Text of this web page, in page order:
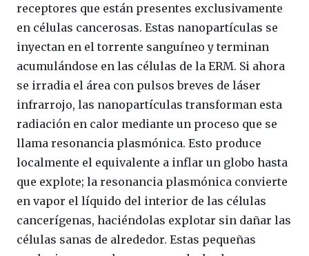
receptores que están presentes exclusivamente
en células cancerosas. Estas nanopartículas se
inyectan en el torrente sanguíneo y terminan
acumulándose en las células de la ERM. Si ahora
se irradia el área con pulsos breves de láser
infrarrojo, las nanopartículas transforman esta
radiación en calor mediante un proceso que se
llama resonancia plasmónica. Esto produce
localmente el equivalente a inflar un globo hasta
que explote; la resonancia plasmónica convierte
en vapor el líquido del interior de las células
cancerígenas, haciéndolas explotar sin dañar las
células sanas de alrededor. Estas pequeñas